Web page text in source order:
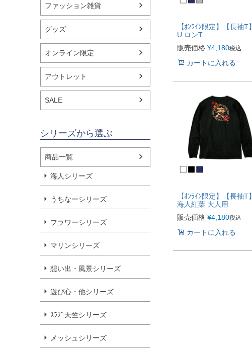
ファッション雑貨
グッズ
オンライン限定
アウトレット
SALE
シリーズから選ぶ
商品一覧
海人シリーズ
うちなーシリーズ
フラワーシリーズ
マリンシリーズ
想い出・風景シリーズ
遊び心・他シリーズ
ｽﾗﾌﾞ天竺シリーズ
メッシュシリーズ
【ｵﾝﾗｲﾝ限定】【長袖T】
U ロンT
販売価格 ¥4,180税込
カートに入れる
【ｵﾝﾗｲﾝ限定】【長袖T】
海人紅葉 大人用
販売価格 ¥4,180税込
カートに入れる